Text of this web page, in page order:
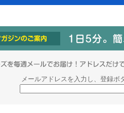
メールアドレスを入力し、登録ボ